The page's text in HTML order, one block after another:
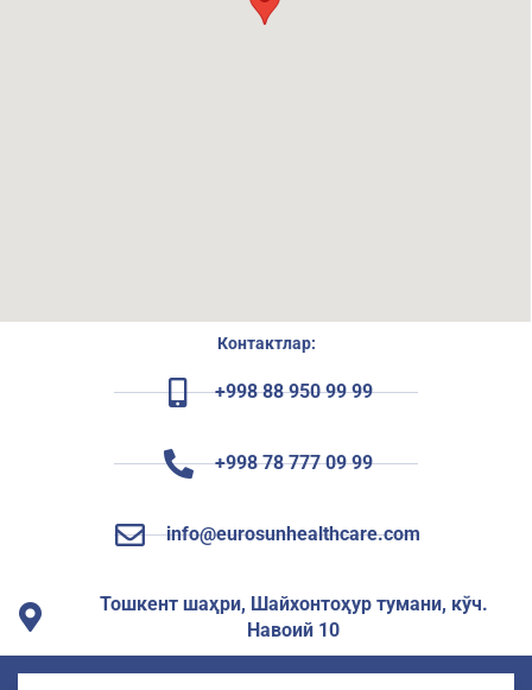
Контактлар:
+998 88 950 99 99
+998 78 777 09 99
info@eurosunhealthcare.com
Тошкент шаҳри, Шайхонтоҳур тумани, кўч.
Навоий 10